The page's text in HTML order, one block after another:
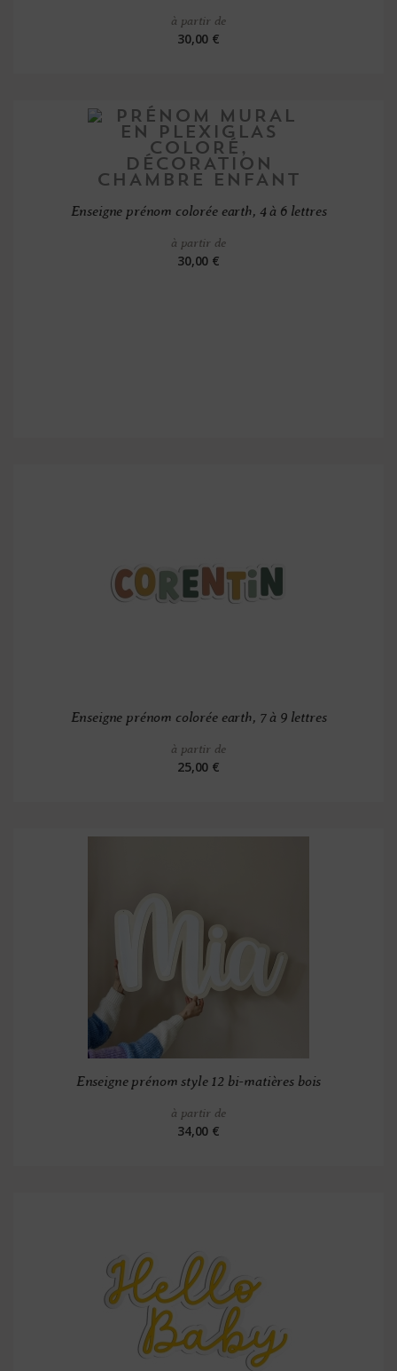
à partir de
30,00 €
Enseigne prénom colorée earth, 4 à 6 lettres
à partir de
30,00 €
Enseigne prénom colorée earth, 7 à 9 lettres
à partir de
25,00 €
Enseigne prénom style 12 bi-matières bois
à partir de
34,00 €